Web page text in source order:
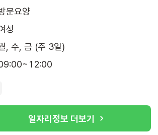
문요양
성
, 수, 금 (주 3일)
일자리정보 더보기